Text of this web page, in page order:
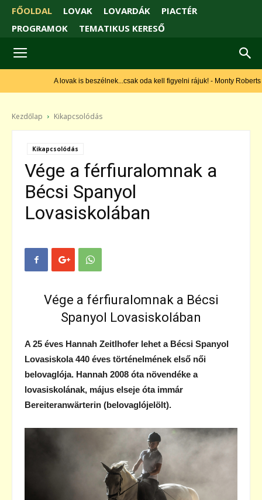
FŐOLDAL LOVAK LOVARDÁK
PIACTÉR
PROGRAMOK
TEMATIKUS KERESŐ
A lovak is beszélnek...csak oda kell figyelni rájuk! - Monty Roberts
Kezdőlap Kikapcsolódás
Kikapcsolódás
Vége a férfiuralomnak a
Bécsi Spanyol
Lovasiskolában
Vége a férfiuralomnak a Bécsi
Spanyol Lovasiskolában
A 25 éves Hannah Zeitlhofer lehet a Bécsi Spanyol
Lovasiskola 440 éves történelmének első női
belovaglója. Hannah 2008 óta növendéke a
lovasiskolának, május elseje óta immár
Bereiteranwärterin (belovaglójelölt).